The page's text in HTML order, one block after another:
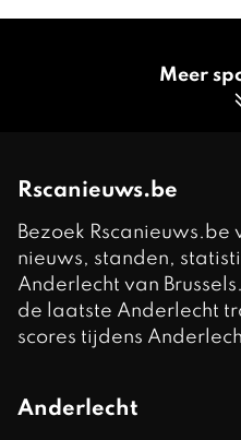
Meer
Rscanieuws.be
Bezoek
nieuws, standen,
Anderlecht van
de laatste Anderlecht
scores tijdens
Anderlecht